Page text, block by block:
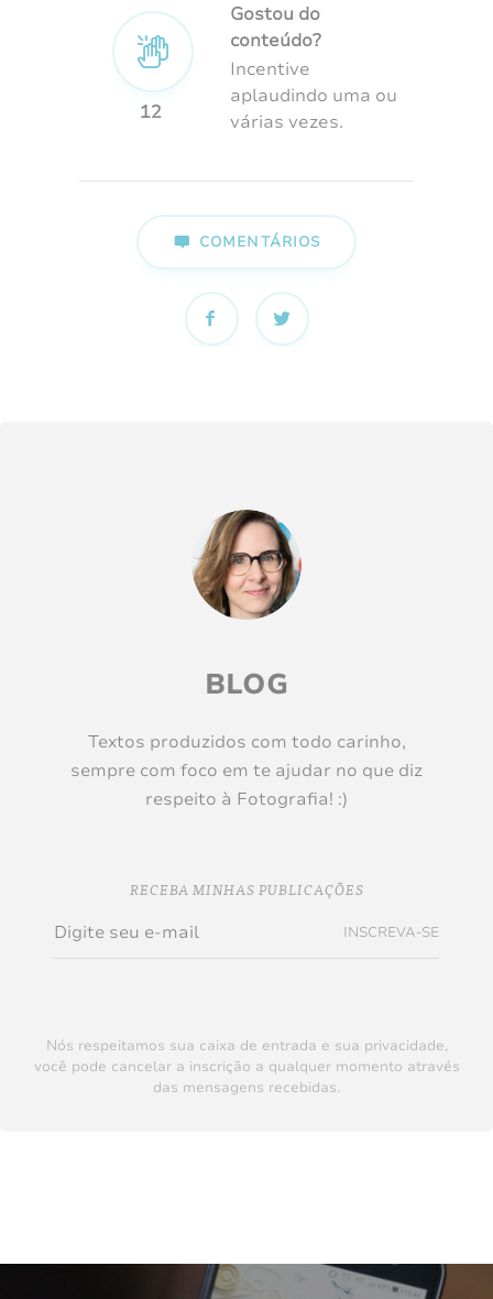
12
Gostou do
conteúdo?
Incentive
aplaudindo uma ou
várias vezes.
COMENTÁRIOS
BLOG
Textos produzidos com todo carinho,
sempre com foco em te ajudar no que diz
respeito à Fotografia! :)
RECEBA MINHAS PUBLICAÇÕES
INSCREVA-SE
Nós respeitamos sua caixa de entrada e sua privacidade,
você pode cancelar a inscrição a qualquer momento através
das mensagens recebidas.